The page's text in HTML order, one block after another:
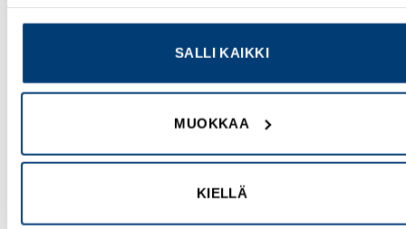
SALLI KAIKKI
MUOKKAA
KIELLÄ
hinnat ja käyttääksesi
hinnat ja käyttääksesi
verkkokauppaa
wishlist
wishlist